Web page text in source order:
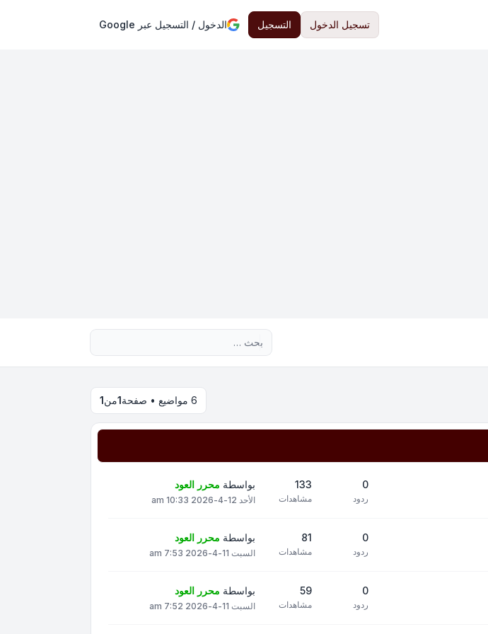
تسجيل الدخول التسجيل الدخول / التسجيل عبر Google
بحث متقدم
6 مواضيع • صفحة 1من1
0
ردود
133
مشاهدات
بواسطة محرر العود
الأحد 12-4-2026 10:33 am
0
ردود
81
مشاهدات
بواسطة محرر العود
السبت 11-4-2026 7:53 am
0
ردود
59
مشاهدات
بواسطة محرر العود
السبت 11-4-2026 7:52 am